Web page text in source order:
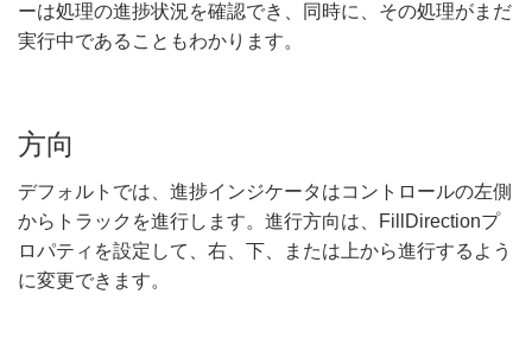
ーは処理の進捗状況を確認でき、同時に、その処理がまだ
実行中であることもわかります。
方向
デフォルトでは、進捗インジケータはコントロールの左側
からトラックを進行します。進行方向は、FillDirectionプ
ロパティを設定して、右、下、または上から進行するよう
に変更できます。